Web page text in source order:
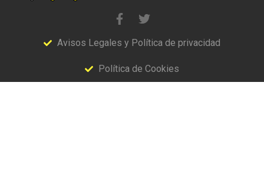
Avisos Legales y Política de privacidad
Política de Cookies